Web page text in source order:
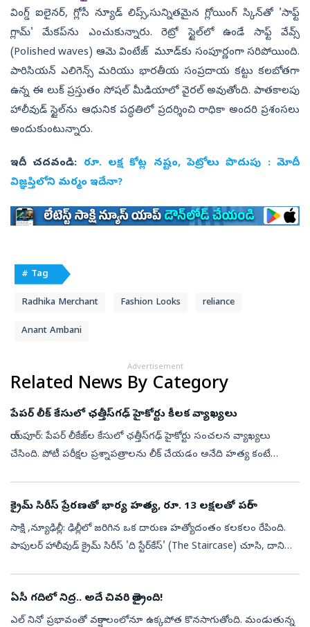
వింగ్డ్ ఐలైనర్, గ్లోసీ న్యూడ్ లిప్స్,సున్నితమైన గ్లోయింగ్ స్కిన్‌తో 'సాఫ్ట్
గ్లామ్' మేకప్‌ను ఎంచుకున్నారు. రెట్రో స్టైల్‌లో ఉండే సాఫ్ట్ వేవ్స్
(Polished waves) ఆమె వింటేజ్ మూడ్‌కు సంపూర్ణంగా సరిపోయింది.
పారిసియన్ ఎలిగెన్స్ మరియు భారతీయ సంప్రదాయ కట్టు కలబోతగా
ఉన్న ఈ లుక్ ప్రస్తుతం సోషల్ మీడియాలో వైరల్ అవుతోంది. పాతకాలపు
హాలీవుడ్ స్టైల్‌ను ఆధునిక పద్ధతిలో ప్రదర్శించి రాధికా అందరి ప్రశంసలు
అందుకుంటున్నారు.
ఇదీ చదవండి: రూ. లక్ష కోట్ల నష్టం, పెట్రోలు పొదుపు : మోదీ
విజ్ఞప్తిలోని మర్మం ఇదేనా?
# Tag
Radhika Merchant Fashion Looks reliance
Anant Ambani
Advertisement
Related News By Category
పేపర్‌ లీక్‌ కేసులో ఛత్తీస్‌గఢ్‌ హైకోర్టు కీలక వ్యాఖ్యలు
రాయ్‌పూర్‌: పేపర్‌ లీకేజ్‌ల కేసులో ఛత్తీస్‌గఢ్‌ హైకోర్టు సంచలన వ్యాఖ్యలు
చేసింది. పోటీ పరీక్షల ప్రశ్నాపత్రాలను లీక్ చేయడం అనేది హత్య కంటే
క్రైమ్‌ సిరీస్‌ ప్రేరణతో భార్య హత్య, రూ. 13 లక్షలతో పరార్‌
సాక్షి ,న్యూఢిల్లీ: ఢిల్లీలో జరిగిన ఒక దారుణ హత్యోదంతం కలకలం రేపింది.
పాపులర్‌ హాలీవుడ్‌ క్రైమ్ సిరీస్ 'ది స్టేర్‌కేస్' (The Staircase) చూసి, దాని
ఏసీ గదిలో నిద్ర.. అదే చివరి రాత్రైంది!
ఎల్‌ నినో ప్రభావంతో వర్షాకాలంలోనూ ఉక్కపోత కొనసాగుతోంది. మండుతున్న